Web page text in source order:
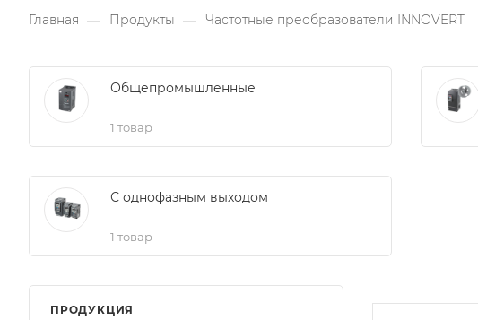
Главная — Продукты — Частотные преобразователи INNOVERT
Общепромышленные
1 товар
С однофазным выходом
1 товар
ПРОДУКЦИЯ